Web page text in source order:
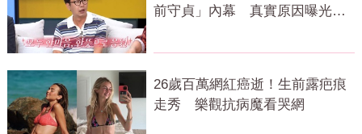
前守貞」內幕 真實原因曝光全
26歲百萬網紅癌逝！生前露疤痕
走秀 樂觀抗病魔看哭網